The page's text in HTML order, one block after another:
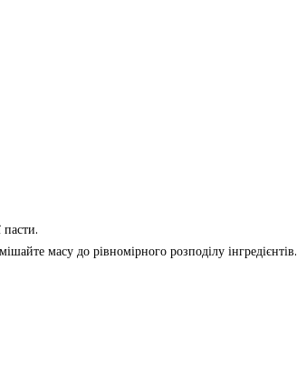
масу до рівномірного розподілу інгредієнтів.